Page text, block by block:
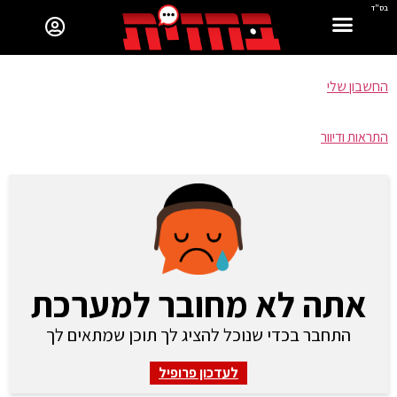
בס"ד
החשבון שלי
התראות ודיוור
אתה לא מחובר למערכת
התחבר בכדי שנוכל להציג לך תוכן שמתאים לך
לעדכון פרופיל